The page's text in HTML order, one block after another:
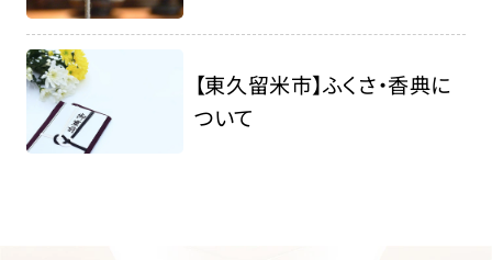
【東久留米市】ふくさ・香典に
ついて